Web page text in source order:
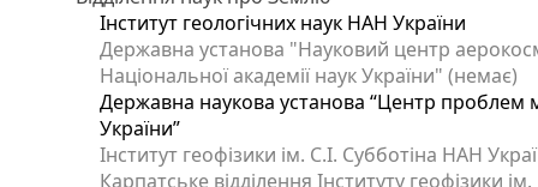
Інститут геологічних наук НАН України
Державна установа "Науковий центр
Національної академії наук України" (немає)
Державна наукова установа “Центр проблем
України”
Інститут геофізики ім. С.І. Субботіна НАН
Карпатське відділення Інституту геофізики